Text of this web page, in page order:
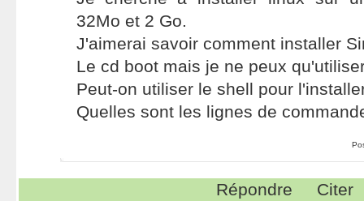
32Mo et 2 Go.
J'aimerai savoir comment installer
Le cd boot mais je ne peux
Peut-on utiliser le shell pour
Quelles sont les lignes de
Répondre Citer